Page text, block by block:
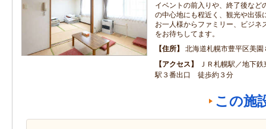
イベントの前入りや、終了後など
の中心地にも程近く、観光や出張
お一人様からファミリー、ビジネ
をお待ちしてます。
住所
北海道札幌市豊平区美園
アクセス
ＪＲ札幌駅／地下
駅３番出口 徒歩約３分
この施